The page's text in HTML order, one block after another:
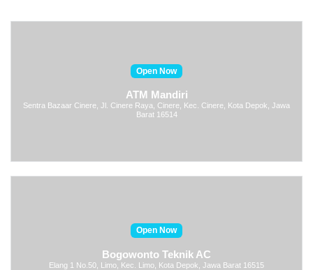
Open Now
ATM Mandiri
Sentra Bazaar Cinere, Jl. Cinere Raya, Cinere, Kec. Cinere, Kota Depok, Jawa
Barat 16514
Open Now
Bogowonto Teknik AC
Elang 1 No.50, Limo, Kec. Limo, Kota Depok, Jawa Barat 16515